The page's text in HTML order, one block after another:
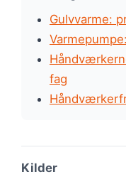
Gulvvarme:
fag
Kilder